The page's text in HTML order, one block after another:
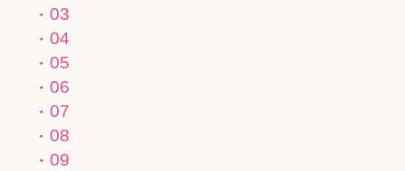
03
04
05
06
07
08
09